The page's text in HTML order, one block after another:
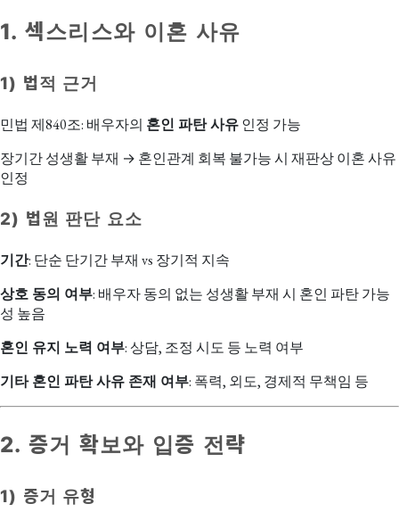
1. 섹스리스와 이혼 사유
1) 법적 근거
민법 제840조: 배우자의 혼인 파탄 사유인정 가능
장기간 성생활 부재 → 혼인관계 회복 불가능 시 재판상 이혼 사유
인정
2) 법원 판단 요소
기간: 단순 단기간 부재 vs 장기적 지속
상호 동의 여부: 배우자 동의 없는 성생활 부재 시 혼인 파탄 가능
성 높음
혼인 유지 노력 여부: 상담, 조정 시도 등 노력 여부
기타 혼인 파탄 사유 존재 여부: 폭력, 외도, 경제적 무책임 등
2. 증거 확보와 입증 전략
1) 증거 유형